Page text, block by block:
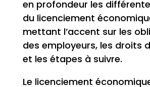
en profondeur les
du licenciement
mettant l’accent sur les
des employeurs, les droits
et les étapes à suivre.
Le licenciement